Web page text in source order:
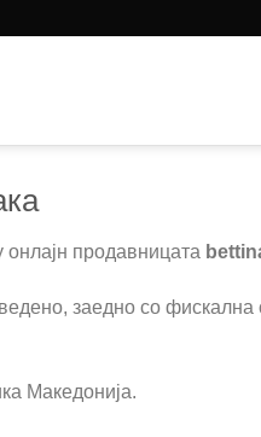
продавницата
заедно со фискална
Македонија.